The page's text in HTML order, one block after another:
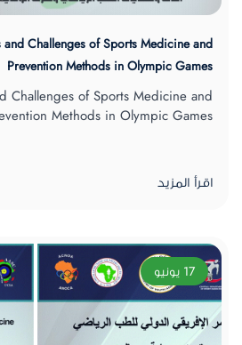
and Challenges of Sports Medicine and
Prevention Methods in Olympic Games
Challenges of Sports Medicine and
Methods in Olympic Games
اقرأ المزيد
17 يونيو